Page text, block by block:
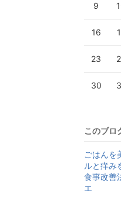
9
16
23
30
このブロ
ごはんを
ルと痒み
食事改善
エ